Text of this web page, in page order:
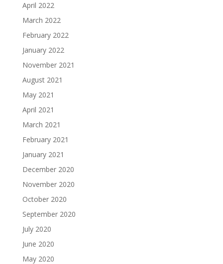
April 2022
March 2022
February 2022
January 2022
November 2021
August 2021
May 2021
April 2021
March 2021
February 2021
January 2021
December 2020
November 2020
October 2020
September 2020
July 2020
June 2020
May 2020